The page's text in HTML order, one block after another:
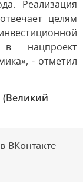
Реализация
целям
в нацпроект
- отметил
(Великий
ВКонтакте